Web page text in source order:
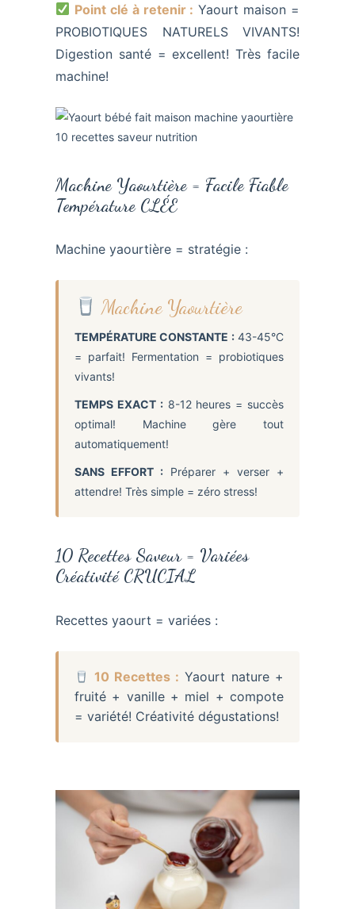
Point clé à retenir : Yaourt maison =
PROBIOTIQUES NATURELS VIVANTS!
Digestion santé = excellent! Très facile
machine!
Machine Yaourtière = Facile Fiable
Température CLÉE
Machine yaourtière = stratégie :
Machine Yaourtière
TEMPÉRATURE CONSTANTE :43-45°C
= parfait! Fermentation = probiotiques
vivants!
TEMPS EXACT :8-12 heures = succès
optimal! Machine gère tout
automatiquement!
SANS EFFORT : Préparer + verser +
attendre! Très simple = zéro stress!
10 Recettes Saveur = Variées
Créativité CRUCIAL
Recettes yaourt = variées :
10 Recettes : Yaourt nature +
fruité + vanille + miel + compote
= variété! Créativité dégustations!